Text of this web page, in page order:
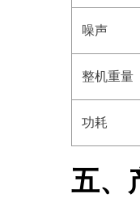
噪声
整机重量
功耗
五、